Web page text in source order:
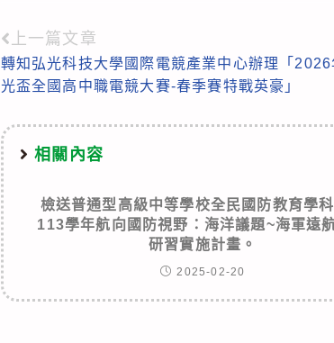
Read
more
上一篇文章
轉知弘光科技大學國際電競產業中心辦理「2026
光盃全國高中職電競大賽-春季賽特戰英豪」
相關內容
檢送普通型高級中等學校全民國防教育學
113學年航向國防視野：海洋議題~海軍遠
研習實施計畫。
2025-02-20